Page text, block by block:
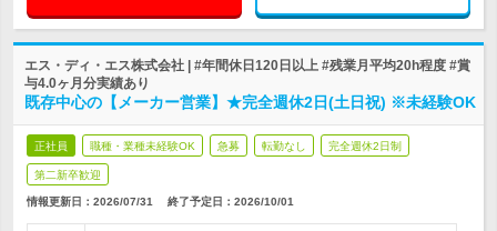
エス・ディ・エス株式会社 | #年間休日120日以上 #残業月平均20h程度 #賞
与4.0ヶ月分実績あり
既存中心の【メーカー営業】★完全週休2日(土日祝) ※未経験OK
正社員 職種・業種未経験OK 急募 転勤なし 完全週休2日制
第二新卒歓迎
情報更新日：2026/07/31 終了予定日： 2026/10/01